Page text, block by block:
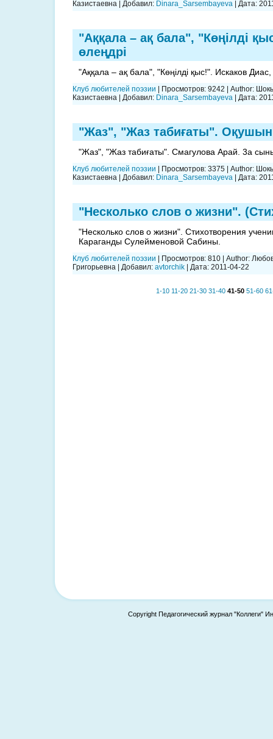
Казистаевна
Добавил: Dinara_Sarsembayeva Дата:
"Аққала – ақ бала", "Көңілді
өлеңдрі
"Аққала – ақ бала", "Көңілді қыс!". Искаков
Клуб любителей поэзии Просмотров: 9242 Author:
Казистаевна
Добавил: Dinara_Sarsembayeva Дата:
"Жаз", "Жаз табиғаты".
"Жаз", "Жаз табиғаты". Смагулова Арай. 3а
Клуб любителей поэзии Просмотров: 3375 Author:
Казистаевна
Добавил: Dinara_Sarsembayeva Дата:
"Несколько слов о жизни".
"Несколько слов о жизни". Стихотворения
Караганды Сулейменовой Сабины.
Клуб любителей поэзии Просмотров: 810 Author:
Григорьевна
Добавил: avtorchik Дата: 2011-04-22
1-10 11-20 21-30 31-40 41-50 51-60
Copyright Педагогический журнал "Коллеги"